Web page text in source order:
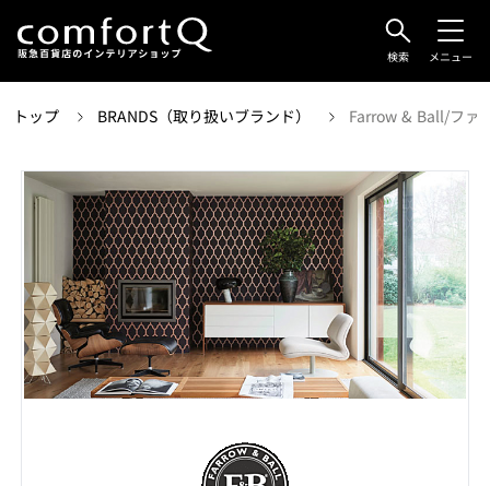
検索 メニュー
トップ BRANDS（取り扱いブランド） Farrow & Ball/ファ